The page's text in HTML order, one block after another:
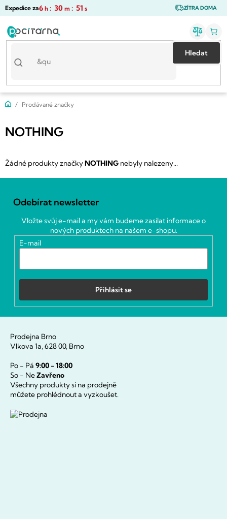
Přejít
ZÍTRA DOMA
Expedice za6 h : 30 m : 51 s
Hledat
DomůProdávané značky
NOTHING
Žádné produkty značkyNOTHING nebyly nalezeny...
Odebírat newsletter
Vložte svůj e-mail a my vám budeme zasílat informace o
nových produktech na našem e-shopu.
E-mail
Přihlásit se
Prodejna Brno
Vlkova 1a, 628 00, Brno
Po - Pá 9:00 - 18:00
So - NeZavřeno
Všechny produkty si na prodejně
můžete prohlédnout a vyzkoušet.